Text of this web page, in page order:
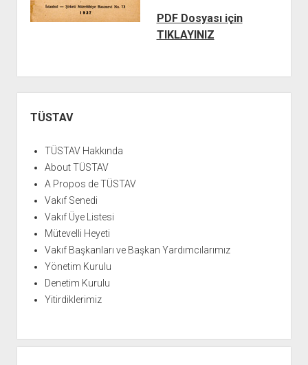
PDF Dosyası için
TIKLAYINIZ
Menü
TÜSTAV
TÜSTAV Hakkında
About TÜSTAV
A Propos de TÜSTAV
Vakıf Senedi
Vakıf Üye Listesi
Mütevelli Heyeti
Vakıf Başkanları ve Başkan Yardımcılarımız
Yönetim Kurulu
Denetim Kurulu
Yitirdiklerimiz